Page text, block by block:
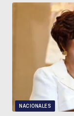
NACIONALES